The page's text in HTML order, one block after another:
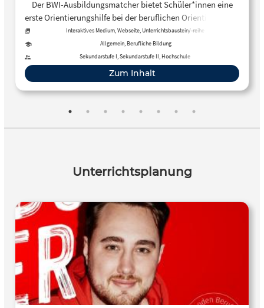
Der BWI-Ausbildungsmatcher bietet Schüler*innen eine
erste Orientierungshilfe bei der beruflichen Orientierung im
Bereich der IT-Ausbildungsberufe.
Interaktives Medium, Webseite, Unterrichtsbaustein/-reihe
Allgemein, Berufliche Bildung
Sekundarstufe I, Sekundarstufe II, Hochschule
Zum Inhalt
Unterrichtsplanung